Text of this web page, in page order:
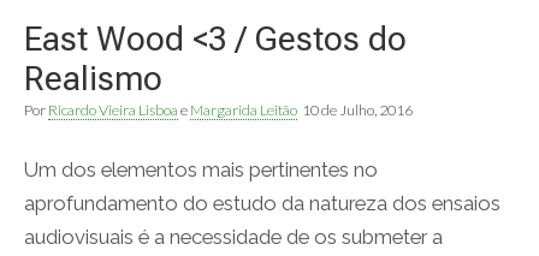
East Wood <3 / Gestos do
Realismo
Por Ricardo Vieira Lisboa e Margarida Leitão 10 de Julho, 2016
Um dos elementos mais pertinentes no
aprofundamento do estudo da natureza dos ensaios
audiovisuais é a necessidade de os submeter a